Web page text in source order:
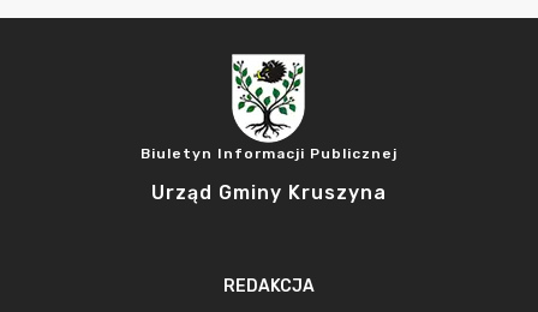
Biuletyn Informacji Publicznej
Urząd Gminy Kruszyna
REDAKCJA